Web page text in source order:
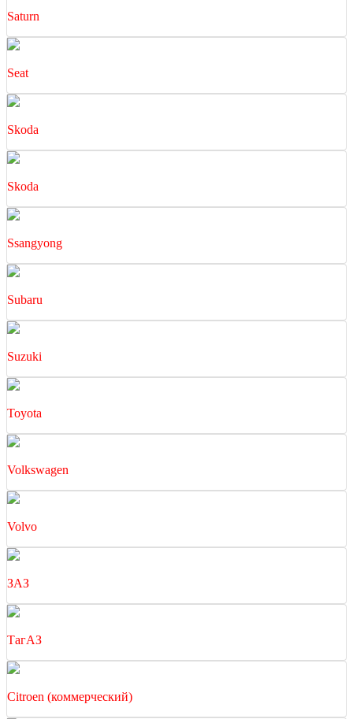
Saturn
Seat
Skoda
Skoda
Ssangyong
Subaru
Suzuki
Toyota
Volkswagen
Volvo
ЗАЗ
ТагАЗ
Citroen (коммерческий)